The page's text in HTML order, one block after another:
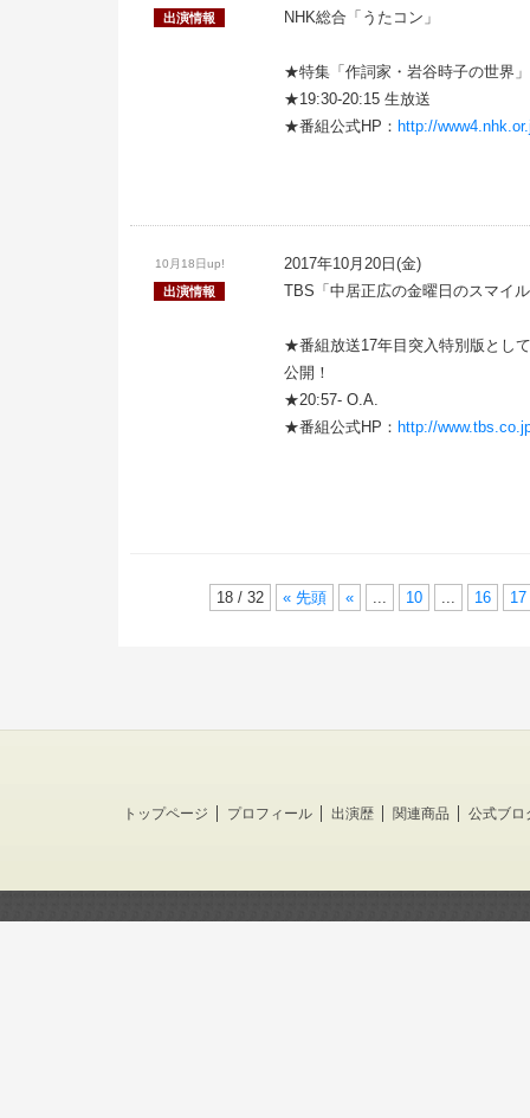
出演情報 NHK総合「うたコン」
★特集「作詞家・岩谷時子の世界」
★19:30-20:15 生放送
★番組公式HP： http://
10月18日up!
出演情報
2017年10月20日(金)
TBS「中居正広の金曜日のスマイ
★番組放送17年目突入特別版とし
公開！
★20:57- O.A.
★番組公式HP： http://
18 / 32 « 先頭 « ... 10 ... 16 17
トップページ プロフィール 出演歴 関連商品 公式ブロ